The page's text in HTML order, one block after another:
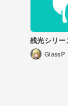
残光シリ
GlassP